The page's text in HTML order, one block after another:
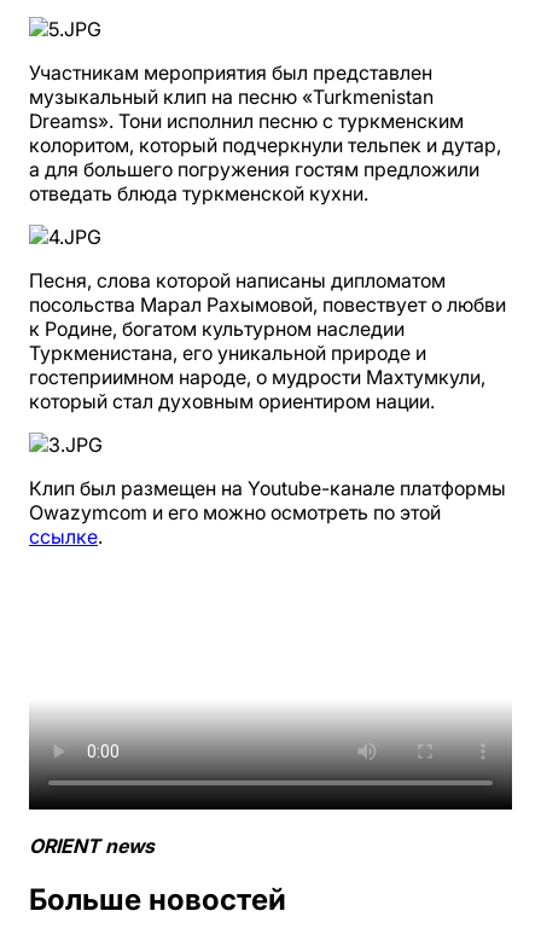
Участникам мероприятия был представлен
музыкальный клип на песню «Turkmenistan
Dreams». Тони исполнил песню с туркменским
колоритом, который подчеркнули тельпек и дутар,
а для большего погружения гостям предложили
отведать блюда туркменской кухни.
Песня, слова которой написаны дипломатом
посольства Марал Рахымовой, повествует о любви
к Родине, богатом культурном наследии
Туркменистана, его уникальной природе и
гостеприимном народе, о мудрости Махтумкули,
который стал духовным ориентиром нации.
Клип был размещен на Youtube-канале платформы
Owazymcom и его можно осмотреть по этой
ссылке.
ORIENT news
Больше новостей